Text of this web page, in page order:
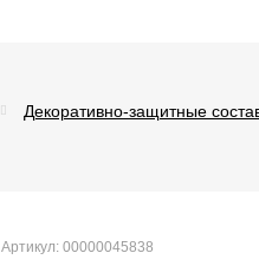
Декоративно-защитные
Артикул: 00000045838